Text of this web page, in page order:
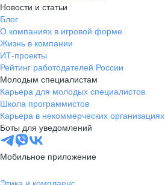
Новости и статьи
Блог
О компаниях в игровой форме
Жизнь в компании
ИТ-проекты
Рейтинг работодателей России
Молодым специалистам
Карьера для молодых специалистов
Школа программистов
Карьера в некоммерческих организациях
Боты для уведомлений
Мобильное приложение